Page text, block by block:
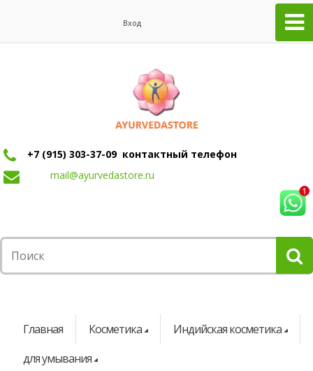
Вход
+7 (915) 303-37-09 контактный телефон
mail@ayurvedastore.ru
Главная Косметика
Индийская косметика
для умывания